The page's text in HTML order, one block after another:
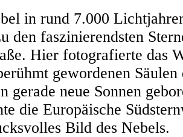
in rund 7.000
den faszinierendsten
Hier fotografierte das
gewordenen
gerade neue Sonnen
die Europäische
Bild des Nebels.